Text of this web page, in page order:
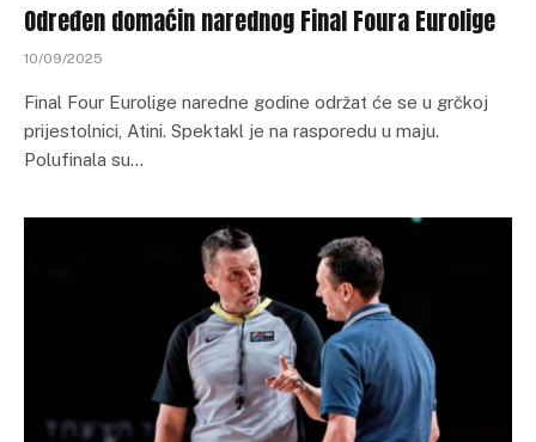
Određen domaćin narednog Final Foura Eurolige
10/09/2025
Final Four Eurolige naredne godine održat će se u grčkoj
prijestolnici, Atini. Spektakl je na rasporedu u maju.
Polufinala su…